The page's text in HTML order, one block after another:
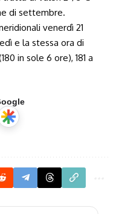
di settembre.
venerdì 21
e la stessa ora di
in sole 6 ore), 181 a